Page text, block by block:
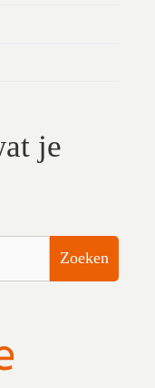
je
Zoeken